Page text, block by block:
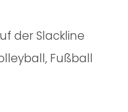
der Slackline
Fußball